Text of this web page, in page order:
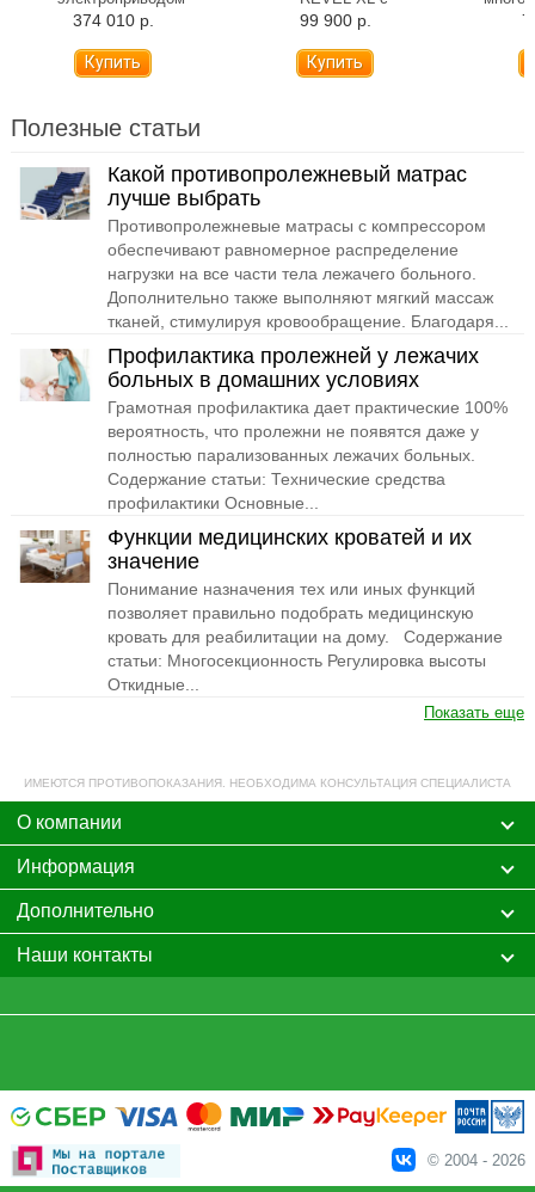
Stiegelmeyer Libra Podego
деревянные панели
374 010 р.
электроприводом,
переворотом и туалетом
(120 см)
99 900 р.
Полезные статьи
Какой противопролежневый матрас
лучше выбрать
Противопролежневые матрасы с компрессором
обеспечивают равномерное распределение
нагрузки на все части тела лежачего больного.
Дополнительно также выполняют мягкий массаж
тканей, стимулируя кровообращение. Благодаря...
Профилактика пролежней у лежачих
больных в домашних условиях
Грамотная профилактика дает практические 100%
вероятность, что пролежни не появятся даже у
полностью парализованных лежачих больных.
Содержание статьи: Технические средства
профилактики Основные...
Функции медицинских кроватей и их
значение
Понимание назначения тех или иных функций
позволяет правильно подобрать медицинскую
кровать для реабилитации на дому. Содержание
статьи: Многосекционность Регулировка высоты
Откидные...
Показать еще
ИМЕЮТСЯ ПРОТИВОПОКАЗАНИЯ. НЕОБХОДИМА КОНСУЛЬТАЦИЯ СПЕЦИАЛИСТА
О компании
Информация
Дополнительно
Наши контакты
© 2004 - 2026